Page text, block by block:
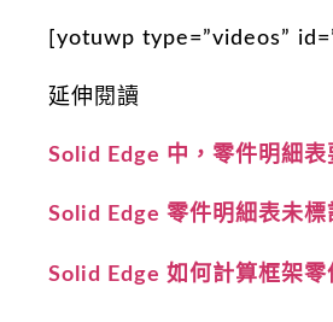
[yotuwp type=”videos”
延伸閱讀
Solid Edge 中，零件明細表
Solid Edge 零件明細表未標
Solid Edge 如何計算框架零